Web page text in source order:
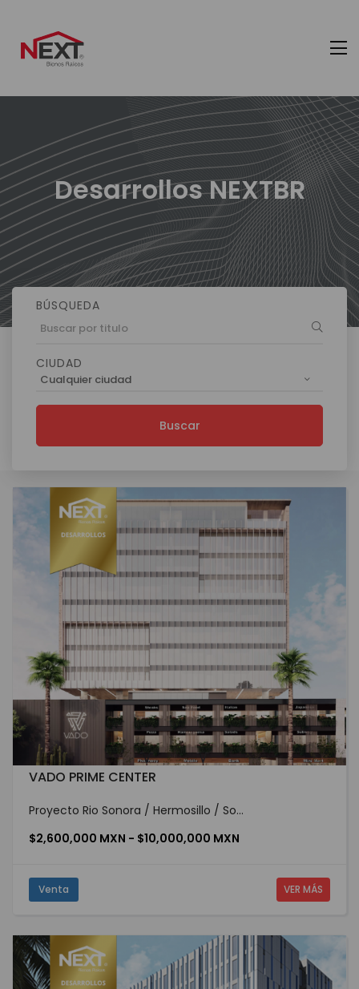
Desarrollos NEXTBR
BÚSQUEDA
CIUDAD
Cualquier ciudad
Buscar
VADO PRIME CENTER
Proyecto Rio Sonora / Hermosillo / So...
$2,600,000 MXN - $10,000,000 MXN
Venta VER MÁS